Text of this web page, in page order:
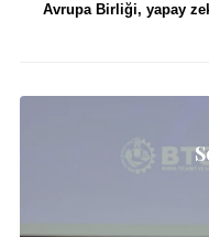
Avrupa Birliği, yapay